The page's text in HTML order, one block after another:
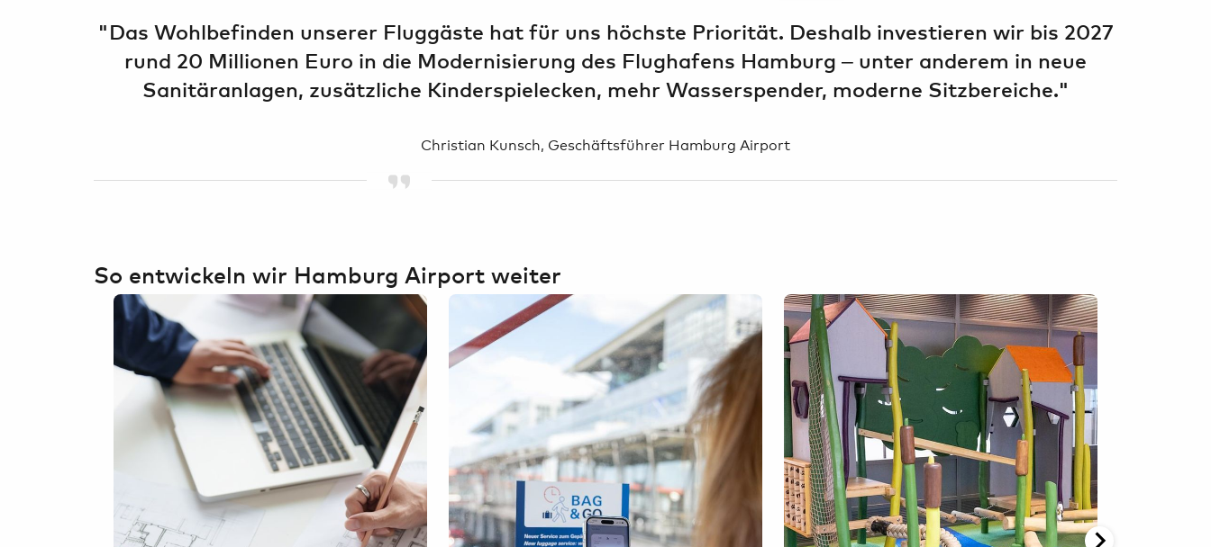
"Das Wohlbefinden unserer Fluggäste hat für uns höchste Priorität. Deshalb investieren wir bis 2027
rund 20 Millionen Euro in die Modernisierung des Flughafens Hamburg – unter anderem in neue
Sanitäranlagen, zusätzliche Kinderspielecken, mehr Wasserspender, moderne Sitzbereiche."
Christian Kunsch, Geschäftsführer Hamburg Airport
So entwickeln wir Hamburg Airport weiter